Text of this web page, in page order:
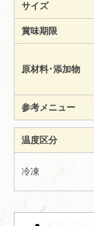
サイズ
賞味期限
原材料･添加物
参考メニュー
温度区分
冷凍